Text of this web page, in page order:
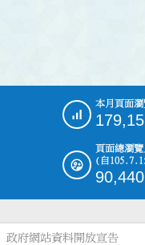
本月頁面
頁面總瀏
(自
政府網站資料開放宣告